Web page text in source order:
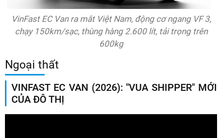
VinFast EC Van ra mắt Việt Nam, động cơ ngang VF 3,
chạy 150km/sạc, thùng hàng 2.600 lít, tải trọng trên
600kg
Ngoại thất
VINFAST EC VAN (2026): "VUA SHIPPER" MỚI
CỦA ĐÔ THỊ